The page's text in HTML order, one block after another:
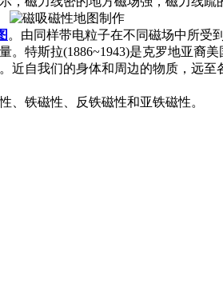
。由同样带电粒子在不同磁场中所受
特斯拉(1886~1943)是克罗地亚裔
自我们的身体和周边的物质，远
、铁磁性、反铁磁性和亚铁磁性。